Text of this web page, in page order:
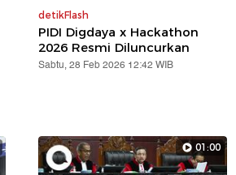
detikFlash
PIDI Digdaya x Hackathon
2026 Resmi Diluncurkan
Sabtu, 28 Feb 2026 12:42 WIB
01:00